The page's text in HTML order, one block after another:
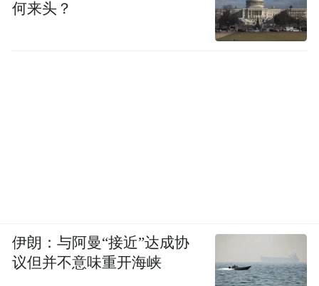
何来头？
伊朗：与阿曼“接近”达成协
议但并不意味重开海峡